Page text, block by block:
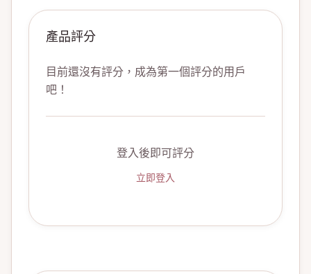
產品評分
目前還沒有評分，成為第一個評分的用戶
吧！
登入後即可評分
立即登入